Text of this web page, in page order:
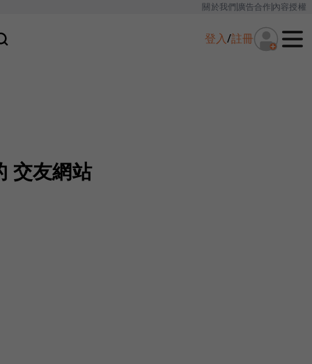
關於我們廣告合作內容授權
登入/註冊
交友網站